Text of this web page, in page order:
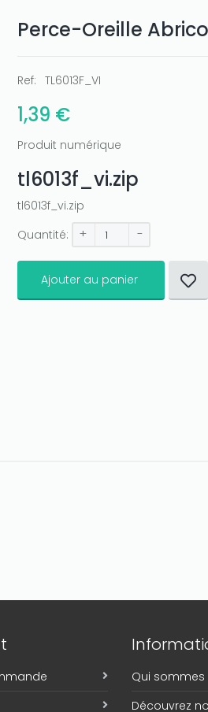
Perce-Oreille
Ref: TL6013F_VI
1,39 €
Produit numérique
tl6013f_vi.zip
tl6013f_vi.zip
Quantité:
+ -
Ajouter au panier
Qui sommes
Découvrez